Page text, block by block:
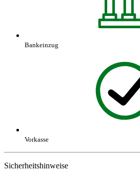
Bankeinzug
Vorkasse
Sicherheitshinweise